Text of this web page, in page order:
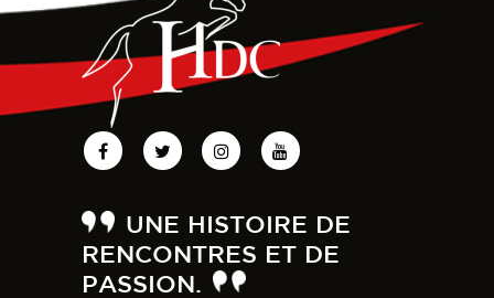
UNE HISTOIRE DE
RENCONTRES ET DE
PASSION.